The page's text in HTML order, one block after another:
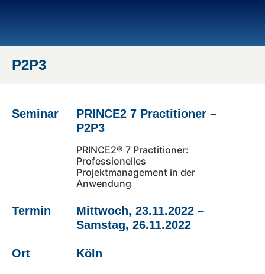
P2P3
Seminar
PRINCE2 7 Practitioner –
P2P3
PRINCE2® 7 Practitioner:
Professionelles
Projektmanagement in der
Anwendung
Termin
Mittwoch, 23.11.2022 –
Samstag, 26.11.2022
Ort Köln